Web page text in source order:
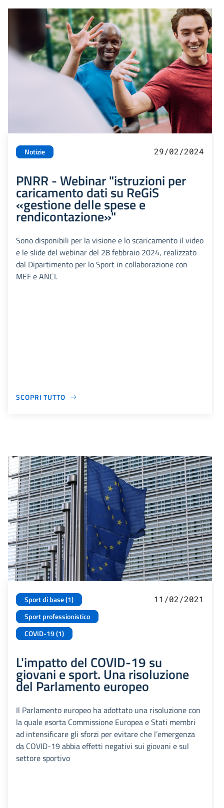
Notizie 29/02/2024
PNRR - Webinar "istruzioni per
caricamento dati su ReGiS
«gestione delle spese e
rendicontazione»"
Sono disponibili per la visione e lo scaricamento il video
e le slide del webinar del 28 febbraio 2024, realizzato
dal Dipartimento per lo Sport in collaborazione con
MEF e ANCI.
SCOPRI TUTTO
Sport di base (1)
Sport professionistico
COVID-19 (1)
11/02/2021
L'impatto del COVID-19 su
giovani e sport. Una risoluzione
del Parlamento europeo
Il Parlamento europeo ha adottato una risoluzione con
la quale esorta Commissione Europea e Stati membri
ad intensificare gli sforzi per evitare che l’emergenza
da COVID-19 abbia effetti negativi sui giovani e sul
settore sportivo